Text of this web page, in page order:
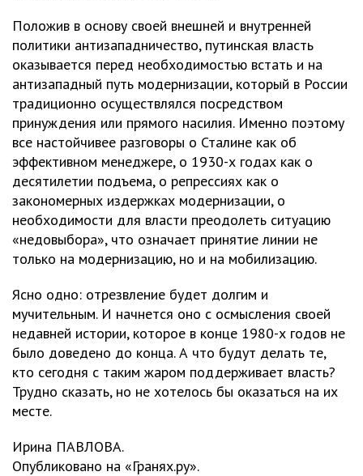
Положив в основу своей внешней и внутренней
политики антизападничество, путинская власть
оказывается перед необходимостью встать и на
антизападный путь модернизации, который в России
традиционно осуществлялся посредством
принуждения или прямого насилия. Именно поэтому
все настойчивее разговоры о Сталине как об
эффективном менеджере, о 1930-х годах как о
десятилетии подъема, о репрессиях как о
закономерных издержках модернизации, о
необходимости для власти преодолеть ситуацию
«недовыбора», что означает принятие линии не
только на модернизацию, но и на мобилизацию.
Ясно одно: отрезвление будет долгим и
мучительным. И начнется оно с осмысления своей
недавней истории, которое в конце 1980-х годов не
было доведено до конца. А что будут делать те,
кто сегодня с таким жаром поддерживает власть?
Трудно сказать, но не хотелось бы оказаться на их
месте.
Ирина ПАВЛОВА.
Опубликовано на «Гранях.ру».